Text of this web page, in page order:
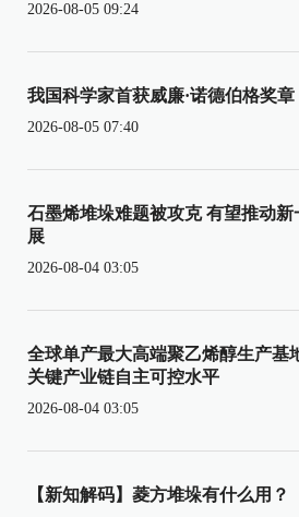
2026-08-05 09:24
我国科学家首获威廉·诺德伯格奖章
2026-08-05 07:40
石墨烯堆垛难题被攻克 有望推动
展
2026-08-04 03:05
全球单产最大高端聚乙烯醇生产基
关键产业链自主可控水平
2026-08-04 03:05
【新知解码】菱方堆垛有什么用？